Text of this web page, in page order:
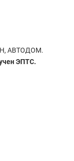
АВТОДОМ.
ЭПТС.